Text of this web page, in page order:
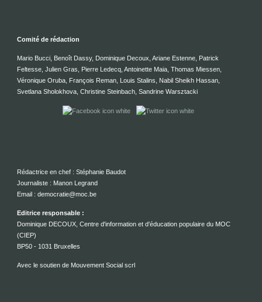
Comité de rédaction
Mario Bucci, Benoît Dassy, Dominique Decoux, Ariane Estenne, Patrick
Feltesse, Julien Gras, Pierre Ledecq, Antoinette Maia, Thomas Miessen,
Véronique Oruba, François Reman, Louis Stalins, Nabil Sheikh Hassan,
Svetlana Sholokhova, Christine Steinbach, Sandrine Warsztacki
Rédactrice en chef : Stéphanie Baudot
Journaliste : Manon Legrand
Email : democratie@moc.be
Editrice responsable :
Dominique DECOUX, Centre d'information et d'éducation populaire du MOC
(CIEP)
BP50 - 1031 Bruxelles
Avec le soutien de Mouvement Social scrl